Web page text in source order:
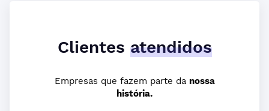
Clientes atendidos
Empresas que fazem parte da nossa
história.